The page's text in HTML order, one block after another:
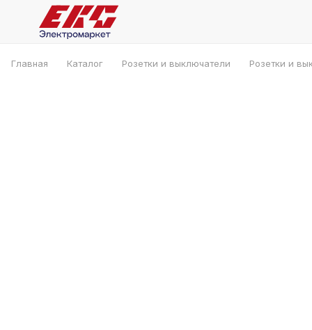
Главная Каталог Розетки и выключатели Розетки и